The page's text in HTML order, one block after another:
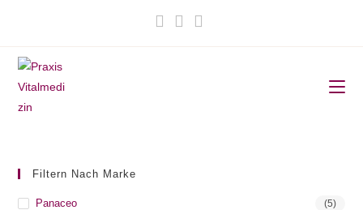
Filtern Nach Marke
Panaceo (5)